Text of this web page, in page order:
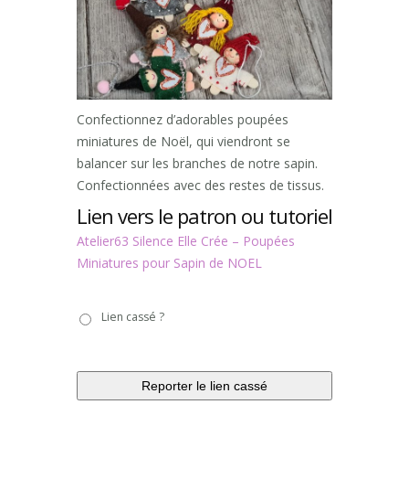
Confectionnez d’adorables poupées
miniatures de Noël, qui viendront se
balancer sur les branches de notre sapin.
Confectionnées avec des restes de tissus.
Lien vers le patron ou tutoriel
Atelier63 Silence Elle Crée – Poupées
Miniatures pour Sapin de NOEL
casséLien cassé ?